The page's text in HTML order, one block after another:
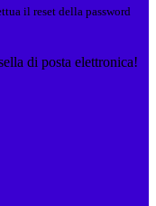
il reset della password
di posta elettronica!